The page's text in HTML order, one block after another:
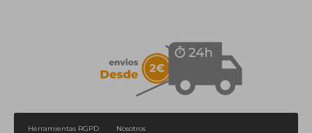
Herramientas RGPD Nosotros